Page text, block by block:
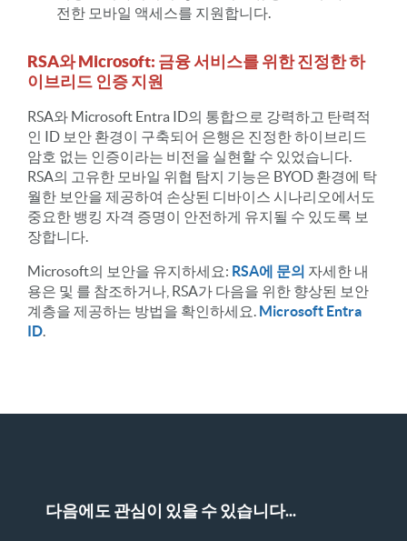
전한 모바일 액세스를 지원합니다.
RSA와 Microsoft: 금융 서비스를 위한 진정한 하
이브리드 인증 지원
RSA와 Microsoft Entra ID의 통합으로 강력하고 탄력적
인 ID 보안 환경이 구축되어 은행은 진정한 하이브리드
암호 없는 인증이라는 비전을 실현할 수 있었습니다.
RSA의 고유한 모바일 위협 탐지 기능은 BYOD 환경에 탁
월한 보안을 제공하여 손상된 디바이스 시나리오에서도
중요한 뱅킹 자격 증명이 안전하게 유지될 수 있도록 보
장합니다.
Microsoft의 보안을 유지하세요: RSA에 문의 자세한 내
용은 및 를 참조하거나, RSA가 다음을 위한 향상된 보안
계층을 제공하는 방법을 확인하세요. Microsoft Entra
ID.
다음에도 관심이 있을 수 있습니다...